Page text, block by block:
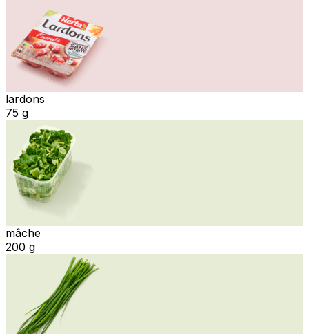
lardons
75 g
mâche
200 g